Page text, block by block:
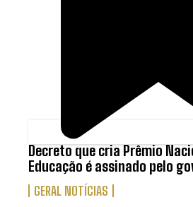
Decreto que cria Prêmio
Educação é assinado pelo
GERAL NOTÍCIAS